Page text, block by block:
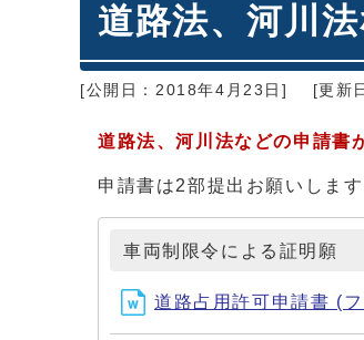
道路法、河川
[公開日：2018年4月23日] [更新
道路法、河川法などの申請書
申請書は2部提出お願いします
車両制限令による証明願
道路占用許可申請書 (